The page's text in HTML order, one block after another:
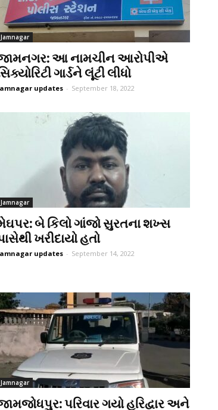
Jamnagar
આ નામચીન આરોપીએ
ગાર્ડને લૂંટી લીધો
updates - September 18, 2022
Jamnagar
બે કિલો ગાંજો સુરતના શખ્સ
ખરીદાયો હતો
updates - September 14, 2022
Jamnagar
પરિવાર ગયો હરિદ્વાર અને